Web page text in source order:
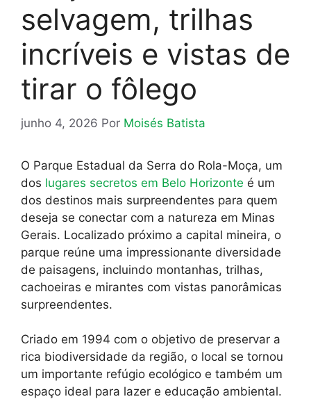
selvagem, trilhas
incríveis e vistas de
tirar o fôlego
junho 4, 2026 Por Moisés Batista
O Parque Estadual da Serra do Rola-Moça, um
dos lugares secretos em Belo Horizonte é um
dos destinos mais surpreendentes para quem
deseja se conectar com a natureza em Minas
Gerais. Localizado próximo a capital mineira, o
parque reúne uma impressionante diversidade
de paisagens, incluindo montanhas, trilhas,
cachoeiras e mirantes com vistas panorâmicas
surpreendentes.
Criado em 1994 com o objetivo de preservar a
rica biodiversidade da região, o local se tornou
um importante refúgio ecológico e também um
espaço ideal para lazer e educação ambiental.